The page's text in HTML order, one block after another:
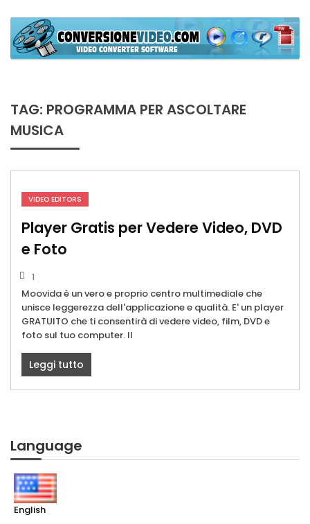
content
TAG: PROGRAMMA PER ASCOLTARE
MUSICA
VIDEO EDITORS
Player Gratis per Vedere Video, DVD
e Foto
1
Moovida è un vero e proprio centro multimediale che
unisce leggerezza dell'applicazione e qualità. E' un player
GRATUITO che ti consentirà di vedere video, film, DVD e
foto sul tuo computer. Il
Leggi tutto
Language
English